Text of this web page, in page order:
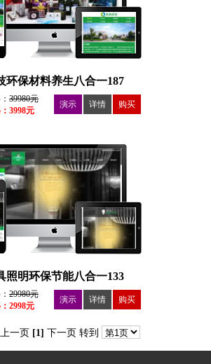
环保材料养生八合一187
39980元
3998元
演示 详情 购买
照明环保节能八合一133
29980元
2998元
演示 详情 购买
上一页 [1] 下一页 转到